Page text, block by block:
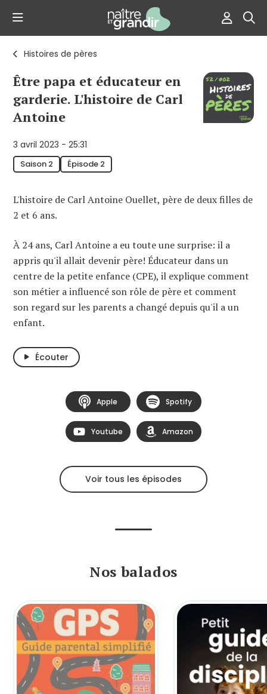
Histoires de pères
Être papa et éducateur en
garderie. L'histoire de Carl
Antoine
3 avril 2023 - 25:31
Saison 2 Épisode 2
L'histoire de Carl Antoine Ouellet, père de deux filles de
2 et 6 ans.
À 24 ans, Carl Antoine a eu toute une surprise: il a
appris qu'il allait devenir père! Éducateur dans un
centre de la petite enfance (CPE), il explique comment
son métier a influencé son rôle de père et comment
son regard sur les parents a changé depuis qu'il a un
enfant.
Écouter
Apple Spotify
Youtube Amazon
Voir tous les épisodes
Nos balados